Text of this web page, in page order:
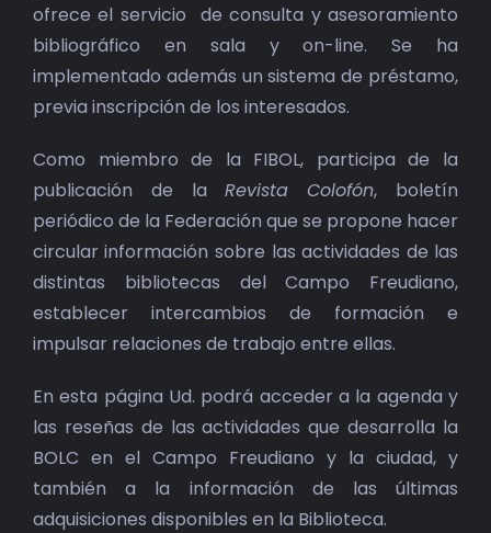
ofrece el servicio de consulta y asesoramiento
bibliográfico en sala y on-line. Se ha
implementado además un sistema de préstamo,
previa inscripción de los interesados.
Como miembro de la FIBOL, participa de la
publicación de laRevista Colofón, boletín
periódico de la Federación que se propone hacer
circular información sobre las actividades de las
distintas bibliotecas del Campo Freudiano,
establecer intercambios de formación e
impulsar relaciones de trabajo entre ellas.
En esta página Ud. podrá acceder a la agenda y
las reseñas de las actividades que desarrolla la
BOLC en el Campo Freudiano y la ciudad, y
también a la información de las últimas
adquisiciones disponibles en la Biblioteca.